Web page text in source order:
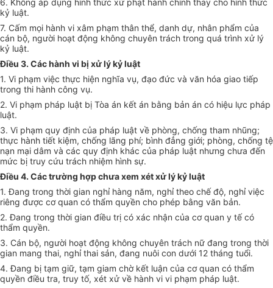
6. Không áp dụng hình thức xử phạt hành chính thay cho hình thức
kỷ luật.
7. Cấm mọi hành vi xâm phạm thân thể, danh dự, nhân phẩm của
cán bộ, người hoạt động không chuyên trách trong quá trình xử lý
kỷ luật.
Điều 3. Các hành vi bị xử lý kỷ luật
1. Vi phạm việc thực hiện nghĩa vụ, đạo đức và văn hóa giao tiếp
trong thi hành công vụ.
2. Vi phạm pháp luật bị Tòa án kết án bằng bản án có hiệu lực pháp
luật.
3. Vi phạm quy định của pháp luật về phòng, chống tham nhũng;
thực hành tiết kiệm, chống lãng phí; bình đẳng giới; phòng, chống tệ
nạn mại dâm và các quy định khác của pháp luật nhưng chưa đến
mức bị truy cứu trách nhiệm hình sự.
Điều 4. Các trường hợp chưa xem xét xử lý kỷ luật
1. Đang trong thời gian nghỉ hàng năm, nghỉ theo chế độ, nghỉ việc
riêng được cơ quan có thẩm quyền cho phép bằng văn bản.
2. Đang trong thời gian điều trị có xác nhận của cơ quan y tế có
thẩm quyền.
3. Cán bộ, người hoạt động không chuyên trách nữ đang trong thời
gian mang thai, nghỉ thai sản, đang nuôi con dưới 12 tháng tuổi.
4. Đang bị tạm giữ, tạm giam chờ kết luận của cơ quan có thẩm
quyền điều tra, truy tố, xét xử về hành vi vi phạm pháp luật.